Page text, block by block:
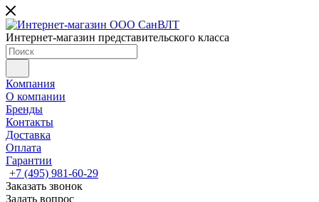
Интернет-магазин представительского класса
Компания
О компании
Бренды
Контакты
Доставка
Оплата
Гарантии
+7 (495) 981-60-29
Заказать звонок
Задать вопрос